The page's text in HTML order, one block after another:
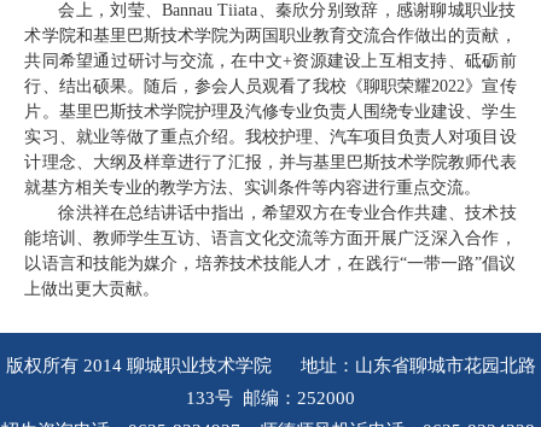
会上，刘莹、Bannau Tiiata、秦欣分别致辞，感谢聊城职业技
术学院和基里巴斯技术学院为两国职业教育交流合作做出的贡献，
共同希望通过研讨与交流，在中文+资源建设上互相支持、砥砺前
行、结出硕果。随后，参会人员观看了我校《聊职荣耀2022》宣传
片。基里巴斯技术学院护理及汽修专业负责人围绕专业建设、学生
实习、就业等做了重点介绍。我校护理、汽车项目负责人对项目设
计理念、大纲及样章进行了汇报，并与基里巴斯技术学院教师代表
就基方相关专业的教学方法、实训条件等内容进行重点交流。
徐洪祥在总结讲话中指出，希望双方在专业合作共建、技术技
能培训、教师学生互访、语言文化交流等方面开展广泛深入合作，
以语言和技能为媒介，培养技术技能人才，在践行“一带一路”倡议
上做出更大贡献。
版权所有 2014 聊城职业技术学院 地址：山东省聊城市花园北路
133号 邮编：252000